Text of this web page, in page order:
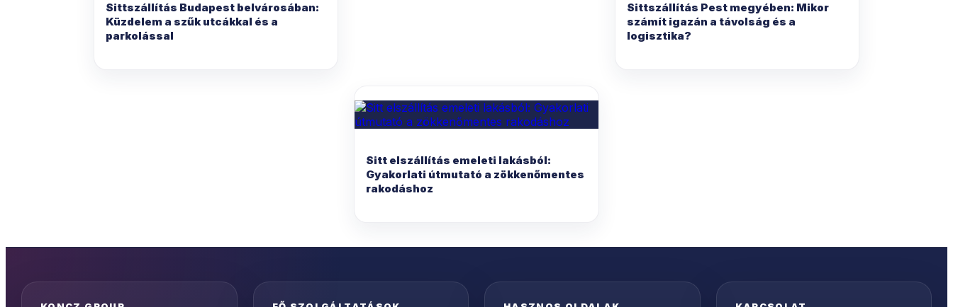
Sittszállítás Budapest belvárosában:
Küzdelem a szűk utcákkal és a
parkolással
Sittszállítás Pest megyében: Mikor
számít igazán a távolság és a
logisztika?
Sitt elszállítás emeleti lakásból:
Gyakorlati útmutató a zökkenőmentes
rakodáshoz